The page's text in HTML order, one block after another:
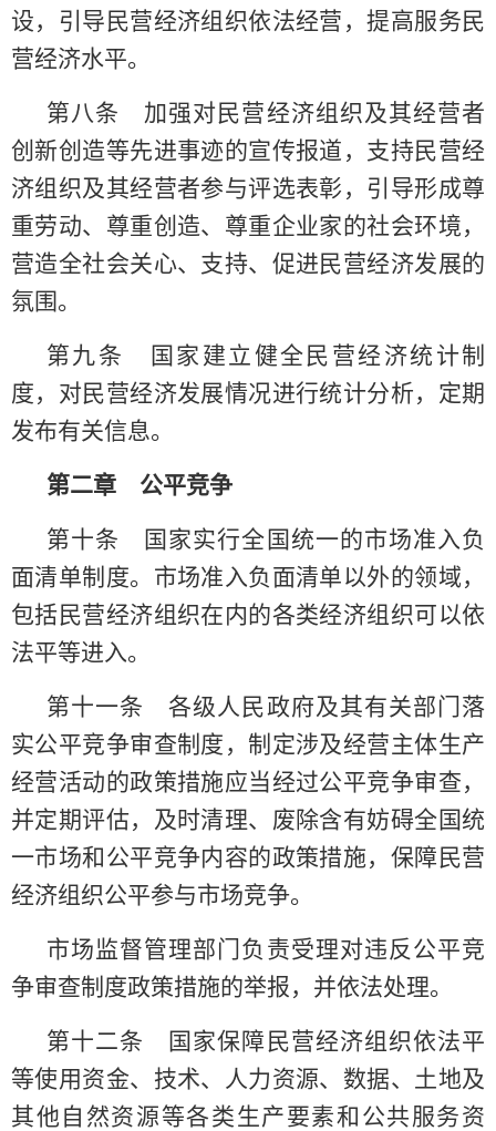
设，引导民营经济组织依法经营，提高服务民
营经济水平。
第八条 加强对民营经济组织及其经营者
创新创造等先进事迹的宣传报道，支持民营经
济组织及其经营者参与评选表彰，引导形成尊
重劳动、尊重创造、尊重企业家的社会环境，
营造全社会关心、支持、促进民营经济发展的
氛围。
第九条 国家建立健全民营经济统计制
度，对民营经济发展情况进行统计分析，定期
发布有关信息。
第二章 公平竞争
第十条 国家实行全国统一的市场准入负
面清单制度。市场准入负面清单以外的领域，
包括民营经济组织在内的各类经济组织可以依
法平等进入。
第十一条 各级人民政府及其有关部门落
实公平竞争审查制度，制定涉及经营主体生产
经营活动的政策措施应当经过公平竞争审查，
并定期评估，及时清理、废除含有妨碍全国统
一市场和公平竞争内容的政策措施，保障民营
经济组织公平参与市场竞争。
市场监督管理部门负责受理对违反公平竞
争审查制度政策措施的举报，并依法处理。
第十二条 国家保障民营经济组织依法平
等使用资金、技术、人力资源、数据、土地及
其他自然资源等各类生产要素和公共服务资